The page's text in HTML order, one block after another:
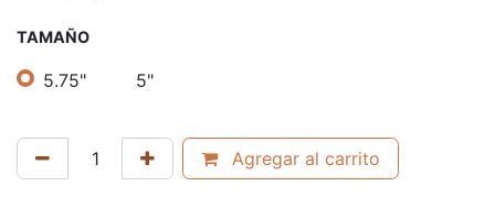
TAMAÑO
5.75" 5"
Agregar al carrito